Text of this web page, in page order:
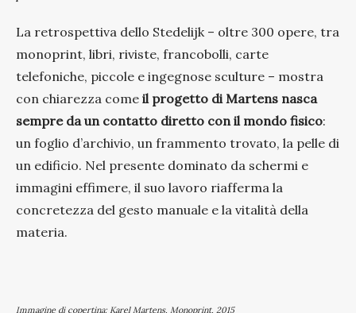
La retrospettiva dello Stedelijk – oltre 300 opere, tra
monoprint, libri, riviste, francobolli, carte
telefoniche, piccole e ingegnose sculture – mostra
con chiarezza come il progetto di Martens nasca
sempre da un contatto diretto con il mondo fisico:
un foglio d’archivio, un frammento trovato, la pelle di
un edificio. Nel presente dominato da schermi e
immagini effimere, il suo lavoro riafferma la
concretezza del gesto manuale e la vitalità della
materia.
Immagine di copertina: Karel Martens, Monoprint, 2015